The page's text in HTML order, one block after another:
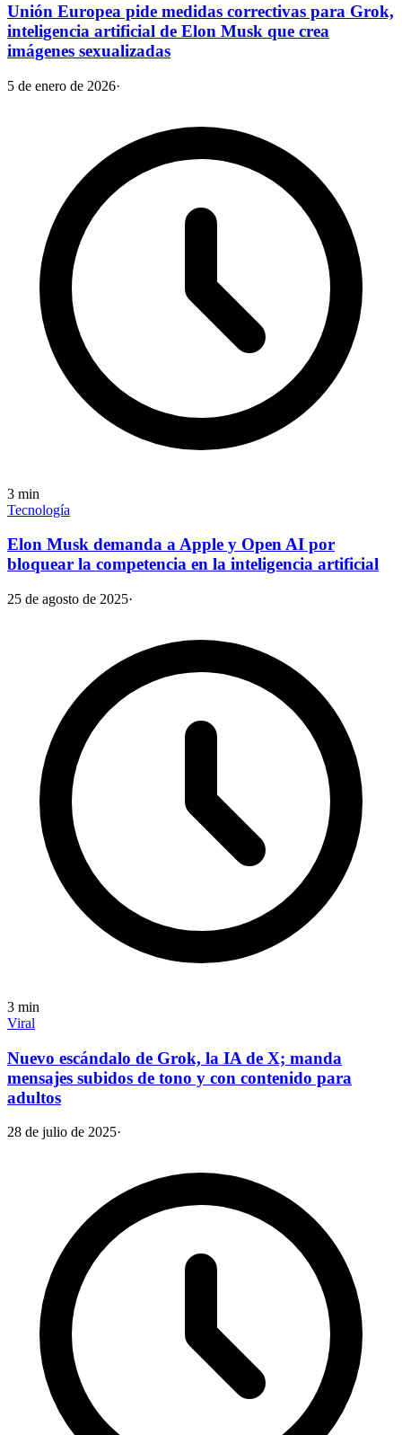
Unión Europea pide medidas correctivas para Grok,
inteligencia artificial de Elon Musk que crea
imágenes sexualizadas
5 de enero de 2026·
3 min
Tecnología
Elon Musk demanda a Apple y Open AI por
bloquear la competencia en la inteligencia artificial
25 de agosto de 2025·
3 min
Viral
Nuevo escándalo de Grok, la IA de X; manda
mensajes subidos de tono y con contenido para
adultos
28 de julio de 2025·